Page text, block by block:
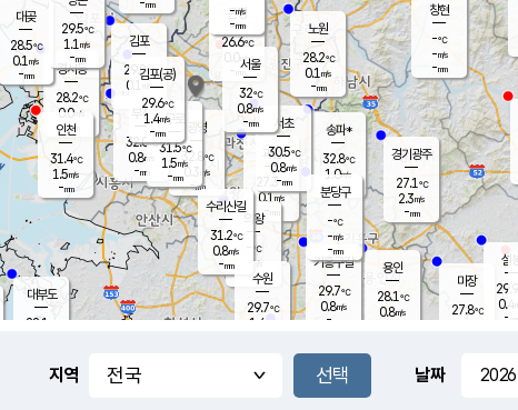
과천
27.3℃
0.1m/s
- mm
-mm
용인
28.1℃
0.8m/s
경기광주
27.1℃
2.3m/s
-mm
대부도
28.1
경서동
28.2℃
0.0m/s
-mm
mm
대곶
28.5℃
0.1 m/s
-mm
창현
-℃
-m/s
-mm
마장
27.8℃
의왕
- ℃
m/s
mm
김포
29.8℃
0.1 m/s
mm
설봉
29.9
0.4
- mm
광명
32.8 ℃
0.3 m/s
-mm
부천
32.0℃
0.8m/s
-mm
29.5℃
1.1 m/s
-mm
구로
31.5℃
1.5m/s
-mm
은평
26.6℃
0.0 m/s
- mm
노원
28.2℃
0.1 m/s
-mm
송파*
32.8℃
1.0m/s
-mm
서초
30.5℃
0.8m/s
-mm
기흥구갈
29.7℃
0.8m/s
-
수리산길
31.2℃
0.8m/s
-mm
분당구
-℃
-m/s
-mm
-m/s
-mm
김포(공)
29.6℃
1.4m/s
-mm
수원
29.7℃
1.4 m/s
인천
31.4℃
1.5m/s
-mm
서울
32℃
0.8m/s
-mm
지역 날짜